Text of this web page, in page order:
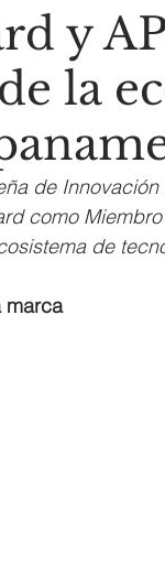
y
la
de
como
de
marca